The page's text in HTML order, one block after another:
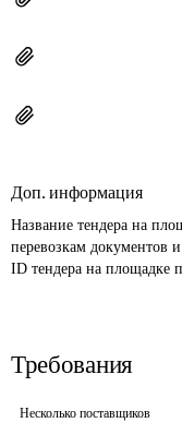
Доп. информация
Название тендера на
перевозкам
ID тендера на площадке
Требования
Несколько поставщиков